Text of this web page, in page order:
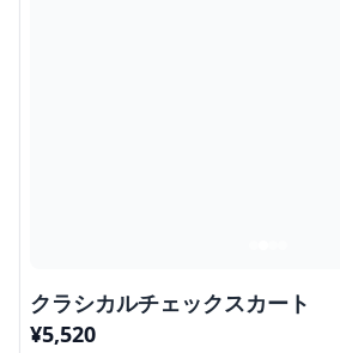
クラシカルチェックスカート
¥5,520